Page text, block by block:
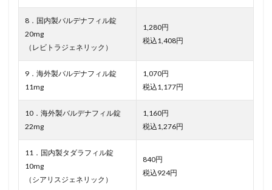
8．国内製バルデナフィル錠
20mg
（レビトラジェネリック）
1,280円
税込1,408円
9．海外製バルデナフィル錠
11mg
1,070円
税込1,177円
10．海外製バルデナフィル錠
22mg
1,160円
税込1,276円
11．国内製タダラフィル錠
10mg
（シアリスジェネリック）
840円
税込924円